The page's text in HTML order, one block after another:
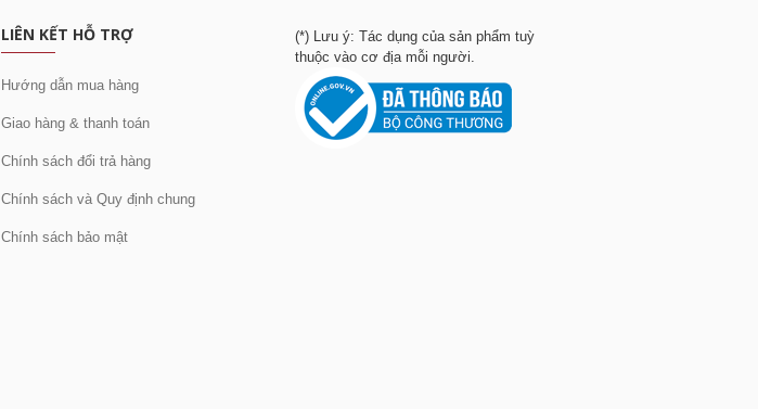
LIÊN KẾT HỖ TRỢ
Hướng dẫn mua hàng
Giao hàng & thanh toán
Chính sách đổi trả hàng
Chính sách và Quy định chung
Chính sách bảo mật
(*) Lưu ý: Tác dụng của sản phẩm tuỳ
thuộc vào cơ địa mỗi người.